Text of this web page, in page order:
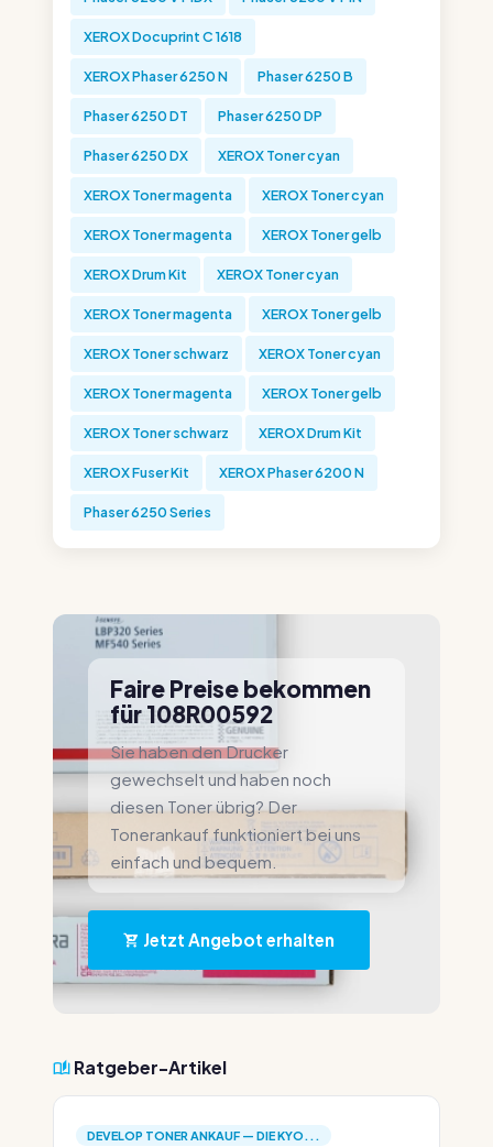
XEROX Docuprint C 1618
XEROX Phaser 6250 N Phaser 6250 B
Phaser 6250 DT Phaser 6250 DP
Phaser 6250 DX XEROX Toner cyan
XEROX Toner magenta XEROX Toner cyan
XEROX Toner magenta XEROX Toner gelb
XEROX Drum Kit XEROX Toner cyan
XEROX Toner magenta XEROX Toner gelb
XEROX Toner schwarz XEROX Toner cyan
XEROX Toner magenta XEROX Toner gelb
XEROX Toner schwarz XEROX Drum Kit
XEROX Fuser Kit XEROX Phaser 6200 N
Phaser 6250 Series
Faire Preise bekommen
für 108R00592
Sie haben den Drucker
gewechselt und haben noch
diesen Toner übrig? Der
Tonerankauf funktioniert bei uns
einfach und bequem.
Jetzt Angebot erhalten
Ratgeber-Artikel
DEVELOP TONER ANKAUF — DIE KYO...